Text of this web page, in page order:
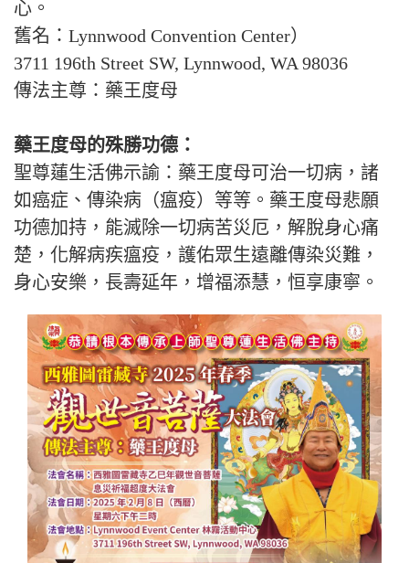
心。
舊名：Lynnwood Convention Center）
3711 196th Street SW, Lynnwood, WA 98036
傳法主尊：藥王度母
藥王度母的殊勝功德：
聖尊蓮生活佛示諭：藥王度母可治一切病，諸
如癌症、傳染病（瘟疫）等等。藥王度母悲願
功德加持，能滅除一切病苦災厄，解脫身心痛
楚，化解病疾瘟疫，護佑眾生遠離傳染災難，
身心安樂，長壽延年，增福添慧，恒享康寧。